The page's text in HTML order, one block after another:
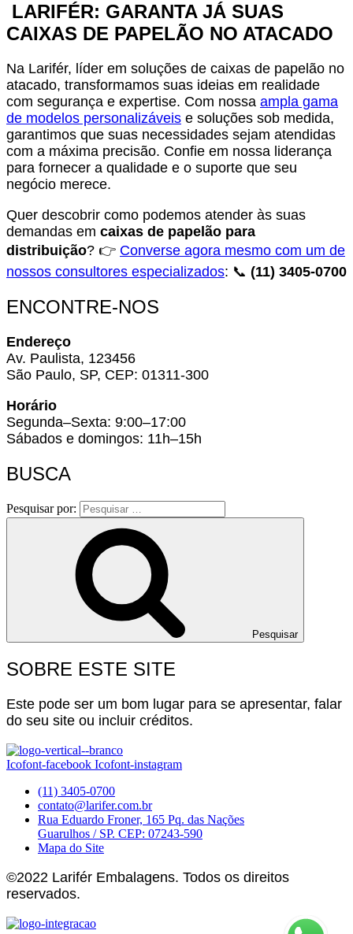
LARIFÉR: GARANTA JÁ SUAS
CAIXAS DE PAPELÃO NO ATACADO
Na Larifér, líder em soluções de caixas de papelão no
atacado, transformamos suas ideias em realidade
com segurança e expertise. Com nossa ampla gama
de modelos personalizáveis e soluções sob medida,
garantimos que suas necessidades sejam atendidas
com a máxima precisão. Confie em nossa liderança
para fornecer a qualidade e o suporte que seu
negócio merece.
Quer descobrir como podemos atender às suas
demandas em caixas de papelão para
distribuição? 👉 Converse agora mesmo com um de
nossos consultores especializados: 📞 (11) 3405-0700
ENCONTRE-NOS
Endereço
Av. Paulista, 123456
São Paulo, SP, CEP: 01311-300
Horário
Segunda–Sexta: 9:00–17:00
Sábados e domingos: 11h–15h
BUSCA
Pesquisar por:
Pesquisar
SOBRE ESTE SITE
Este pode ser um bom lugar para se apresentar, falar
do seu site ou incluir créditos.
Icofont-facebook Icofont-instagram
(11) 3405-0700
contato@larifer.com.br
Rua Eduardo Froner, 165 Pq. das Nações
Guarulhos / SP. CEP: 07243-590
Mapa do Site
©2022 Larifér Embalagens. Todos os direitos
reservados.